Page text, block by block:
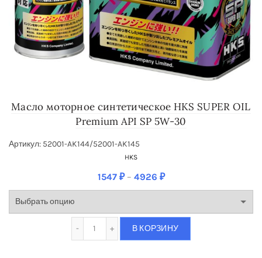
Масло моторное синте­тическое HKS SUPER OIL
Premium API SP 5W-30
Артикул: 52001-AK144/52001-AK145
HKS
1547 ₽– 4926 ₽
В КОРЗИНУ